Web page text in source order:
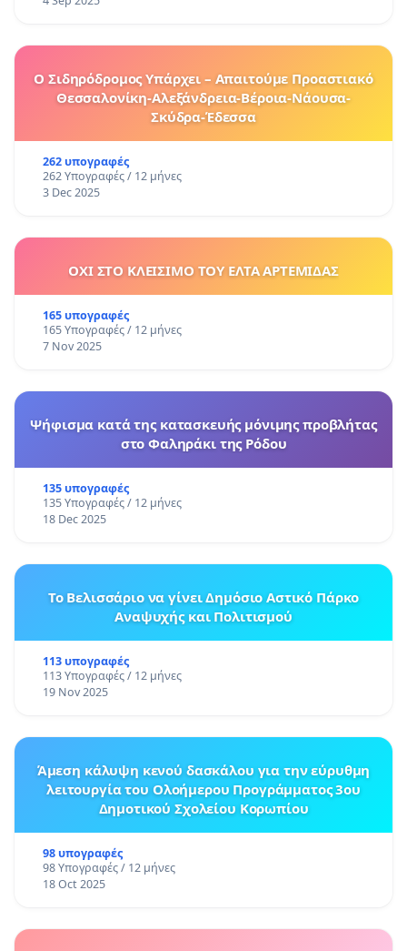
Ο Σιδηρόδρομος Υπάρχει – Απαιτούμε Προαστιακό
Θεσσαλονίκη-Αλεξάνδρεια-Βέροια-Νάουσα-
Σκύδρα-Έδεσσα
262 υπογραφές
262 Υπογραφές / 12 μήνες
3 Dec 2025
ΟΧΙ ΣΤΟ ΚΛΕΙΣΙΜΟ ΤΟΥ ΕΛΤΑ ΑΡΤΕΜΙΔΑΣ
165 υπογραφές
165 Υπογραφές / 12 μήνες
7 Nov 2025
Ψήφισμα κατά της κατασκευής μόνιμης προβλήτας
στο Φαληράκι της Ρόδου
135 υπογραφές
135 Υπογραφές / 12 μήνες
18 Dec 2025
Το Βελισσάριο να γίνει Δημόσιο Αστικό Πάρκο
Αναψυχής και Πολιτισμού
113 υπογραφές
113 Υπογραφές / 12 μήνες
19 Nov 2025
Άμεση κάλυψη κενού δασκάλου για την εύρυθμη
λειτουργία του Ολοήμερου Προγράμματος 3ου
Δημοτικού Σχολείου Κορωπίου
98 υπογραφές
98 Υπογραφές / 12 μήνες
18 Oct 2025